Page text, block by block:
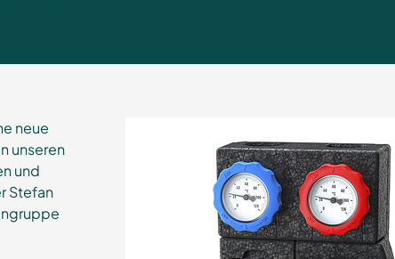
neue
unseren
und
Stefan